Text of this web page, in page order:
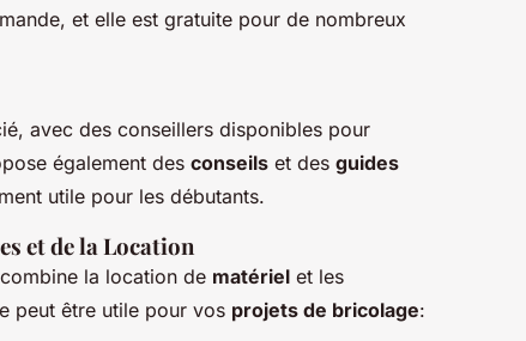
et elle est gratuite pour de nombreux
avec des conseillers disponibles pour
également des conseils et des guides
utile pour les débutants.
et de la Location
la location de matériel et les
peut être utile pour vos projets de bricolage: